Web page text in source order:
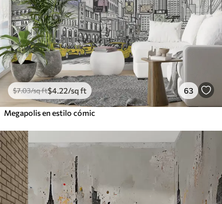
$7.03/sq ft$4 .22/sq ft 63
Megapolis en estilo cómic